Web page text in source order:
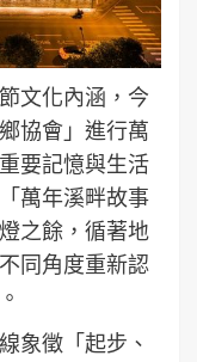
文化內涵，今
協會」進行萬
要記憶與生活
萬年溪畔故事
之餘，循著地
同角度重新認
象徵「起步、